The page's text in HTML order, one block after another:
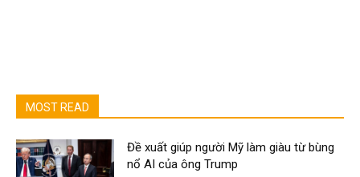
MOST READ
Đề xuất giúp người Mỹ làm giàu từ bùng
nổ AI của ông Trump